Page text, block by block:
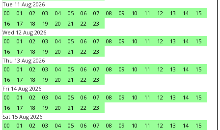
Tue 11 Aug 2026
00
01 02 03 04 05 06 07 08 09 10 11 12 13 14
15
16
17 18 19 20 21 22
23
Wed 12 Aug 2026
00
01 02 03 04 05 06 07 08 09 10 11 12 13 14
15
16
17 18 19 20 21 22
23
Thu 13 Aug 2026
00
01 02 03 04 05 06 07 08 09 10 11 12 13 14
15
16
17 18 19 20 21 22
23
Fri 14 Aug 2026
00
01 02 03 04 05 06 07 08 09 10 11 12 13 14
15
16
17 18 19 20 21 22
23
Sat 15 Aug 2026
00
01 02 03 04 05 06 07 08 09 10 11 12 13 14 15